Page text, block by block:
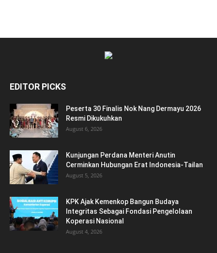
EDITOR PICKS
Peserta 30 Finalis Nok Nang Dermayu 2026
Resmi Dikukuhkan
August 6, 2026
Kunjungan Perdana Menteri Anutin
Cerminkan Hubungan Erat Indonesia-Tailan
August 5, 2026
KPK Ajak Kemenkop Bangun Budaya
Integritas Sebagai Fondasi Pengelolaan
Koperasi Nasional
August 4, 2026